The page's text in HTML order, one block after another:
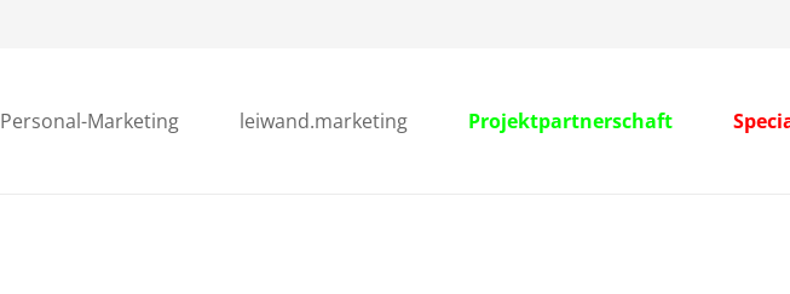
Personal-Marketing leiwand.marketing Projektpartnerschaft